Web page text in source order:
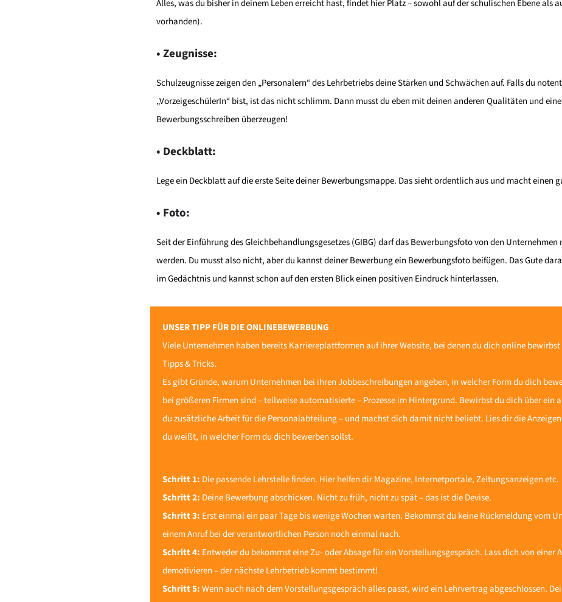
Alles, was du bisher in deinem Leben erreicht hast, findet hier Platz – sowohl auf der schulischen Ebene als
vorhanden).
• Zeugnisse:
Schulzeugnisse zeigen den „Personalern“ des Lehrbetriebs deine Stärken und Schwächen auf. Falls du
„VorzeigeschülerIn“ bist, ist das nicht schlimm. Dann musst du eben mit deinen anderen Qualitäten und
Bewerbungsschreiben überzeugen!
• Deckblatt:
Lege ein Deckblatt auf die erste Seite deiner Bewerbungsmappe. Das sieht ordentlich aus und macht einen
• Foto:
Seit der Einführung des Gleichbehandlungsgesetzes (GIBG) darf das Bewerbungsfoto von den
werden. Du musst also nicht, aber du kannst deiner Bewerbung ein Bewerbungsfoto beifügen. Das Gute
im Gedächtnis und kannst schon auf den ersten Blick einen positiven Eindruck hinterlassen.
UNSER TIPP FÜR DIE ONLINEBEWERBUNG
Viele Unternehmen haben bereits Karriereplattformen auf ihrer Website, bei denen du dich online
Tipps & Tricks.
Es gibt Gründe, warum Unternehmen bei ihren Jobbeschreibungen angeben, in welcher Form du dich
bei größeren Firmen sind – teilweise automatisierte – Prozesse im Hintergrund. Bewirbst du dich über ein
du zusätzliche Arbeit für die Personalabteilung – und machst dich damit nicht beliebt. Lies dir die
du weißt, in welcher Form du dich bewerben sollst.
Schritt 1: Die passende Lehrstelle finden. Hier helfen dir Magazine, Internetportale, Zeitungsanzeigen etc.
Schritt 2: Deine Bewerbung abschicken. Nicht zu früh, nicht zu spät – das ist die Devise.
Schritt 3: Erst einmal ein paar Tage bis wenige Wochen warten. Bekommst du keine Rückmeldung vom
einem Anruf bei der verantwortlichen Person noch einmal nach.
Schritt 4: Entweder du bekommst eine Zu- oder Absage für ein Vorstellungsgespräch. Lass dich von einer
demotivieren – der nächste Lehrbetrieb kommt bestimmt!
Schritt 5:Wenn auch nach dem Vorstellungsgespräch alles passt, wird ein Lehrvertrag abgeschlossen.